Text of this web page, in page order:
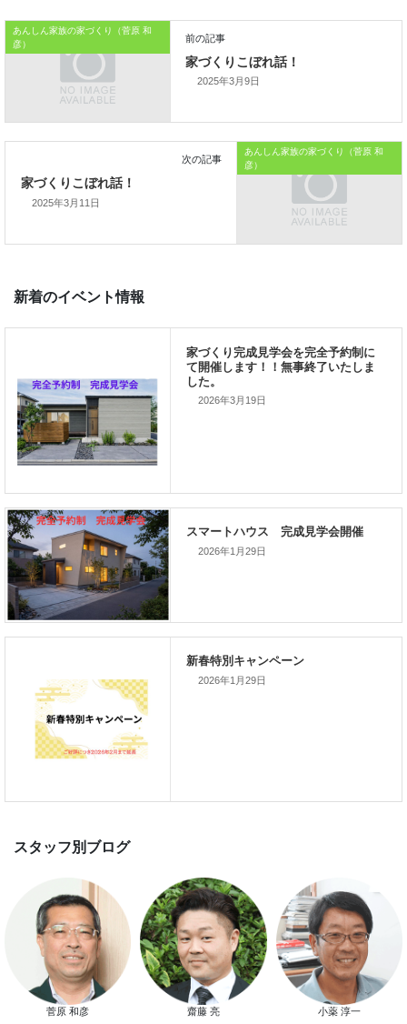
では、では。
「家づくりを通じて、
ご家族が幸せになるお手伝いをする」
あんしん家族の家づくり（菅原 和
彦）
2025年3月9日
あんしん家族の家づくり（菅原 和
彦）
2025年3月11日
新着のイベント情報
家づくり完成見学会を完全予約制
て開催します！！無事終了いたし
2026年3月19日
2026年1月29日
新春特別キャンペーン
2026年1月29日
菅原 和彦 齋藤 亮 小薬 淳一